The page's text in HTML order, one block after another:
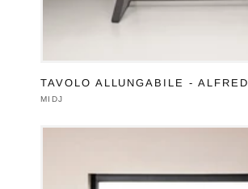
TAVOLO ALLUNGABILE - ALFRED
Produttore:
MIDJ